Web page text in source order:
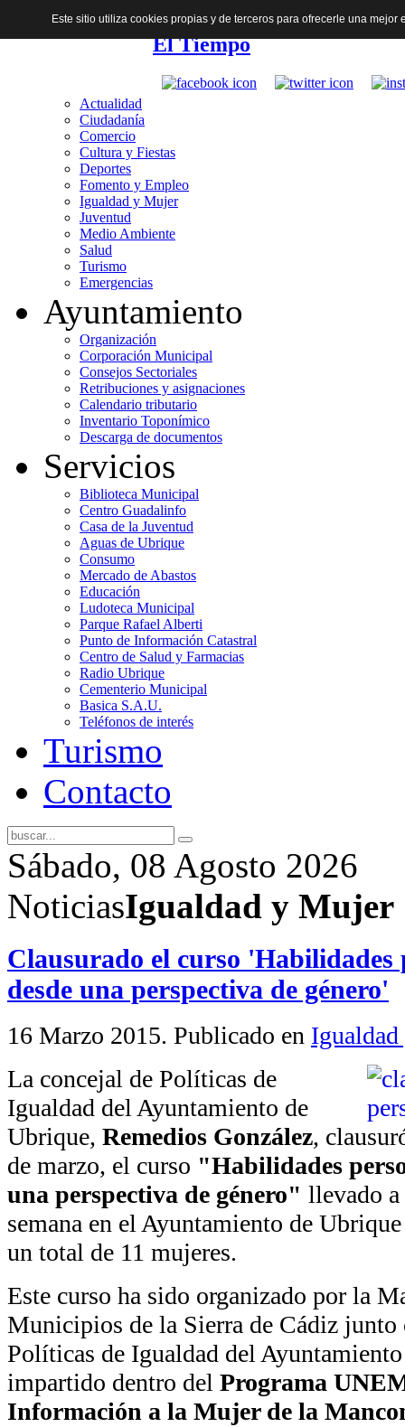
El Tiempo
Actualidad
Ciudadanía
Comercio
Cultura y Fiestas
Deportes
Fomento y Empleo
Igualdad y Mujer
Juventud
Medio Ambiente
Salud
Turismo
Emergencias
Ayuntamiento
Organización
Corporación Municipal
Consejos Sectoriales
Retribuciones y asignaciones
Calendario tributario
Inventario Toponímico
Descarga de documentos
Servicios
Biblioteca Municipal
Centro Guadalinfo
Casa de la Juventud
Aguas de Ubrique
Consumo
Mercado de Abastos
Educación
Ludoteca Municipal
Parque Rafael Alberti
Punto de Información Catastral
Centro de Salud y Farmacias
Radio Ubrique
Cementerio Municipal
Basica S.A.U.
Teléfonos de interés
Turismo
Contacto
Sábado, 08 Agosto 2026
NoticiasIgualdad y Mujer
Clausurado el curso 'Habilidades
desde una perspectiva de género'
16 Marzo 2015. Publicado en
La concejal de Políticas de
Igualdad del Ayuntamiento de
Ubrique, Remedios González,
de marzo, el curso "Habilidades
una perspectiva de género" llevado a
semana en el Ayuntamiento de
un total de 11 mujeres.
Este curso ha sido organizado por la
Municipios de la Sierra de Cádiz junto
Políticas de Igualdad del
impartido dentro del Programa
Información a la Mujer de la
Este sitio utiliza cookies propias y de terceros para ofrecerle una